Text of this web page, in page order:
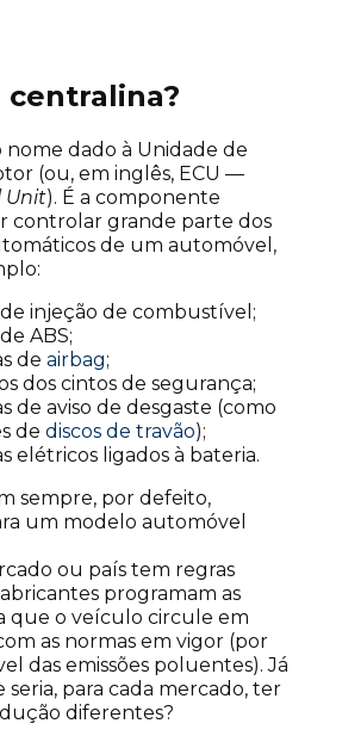
centralina?
nome dado à Unidade de
(ou, em inglês, ECU —
Unit). É a componente
controlar grande parte dos
de um automóvel,
injeção de combustível;
ABS;
de airbag;
dos cintos de segurança;
de aviso de desgaste (como
de discos de travão);
elétricos ligados à bateria.
sempre, por defeito,
um modelo automóvel
ou país tem regras
programam as
que o veículo circule em
as normas em vigor (por
das emissões poluentes). Já
para cada mercado, ter
diferentes?